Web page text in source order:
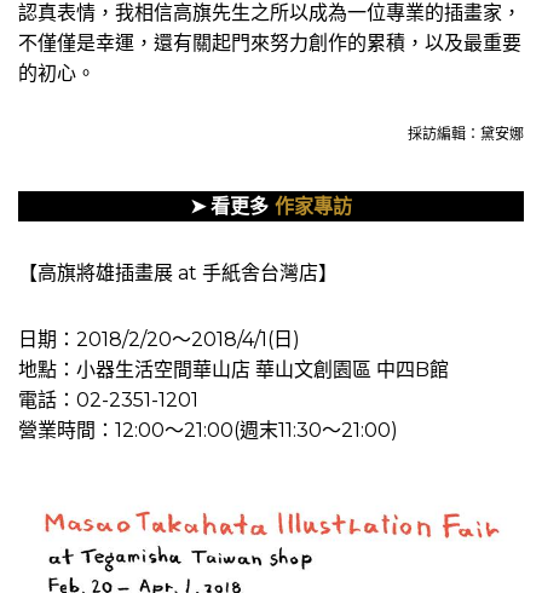
認真表情，我相信高旗先生之所以成為一位專業的插畫家，
不僅僅是幸運，還有關起門來努力創作的累積，以及最重要
的初心。
採訪編輯：黛安娜
➤ 看更多 作家專訪
【高旗將雄插畫展 at 手紙舎台灣店】
日期：2018/2/20〜2018/4/1(日)
地點：小器生活空間華山店 華山文創園區 中四B館
電話：02-2351-1201
營業時間：12:00～21:00(週末11:30～21:00)